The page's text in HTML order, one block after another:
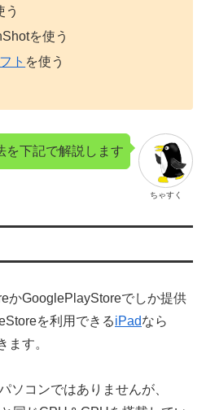
う
を使う
ト を使う
ちゃすく
を下記で解説します
かGooglePlayStoreでしか提供
を利用できるiPadなら
ます。
ソコンではありませんが、